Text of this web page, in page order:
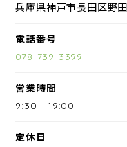
兵庫県神戸市長田区野
電話番号
078-739-3399
営業時間
9:30 -19:00
定休日